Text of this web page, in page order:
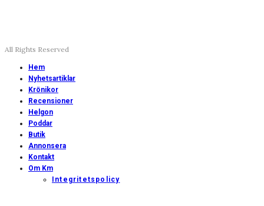
All Rights Reserved
Hem
Nyhetsartiklar
Krönikor
Recensioner
Helgon
Poddar
Butik
Annonsera
Kontakt
Om Km
Integritetspolicy